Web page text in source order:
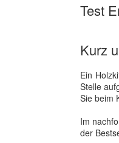
Test
Kurz
Ein
Stelle
Sie beim
Im
der